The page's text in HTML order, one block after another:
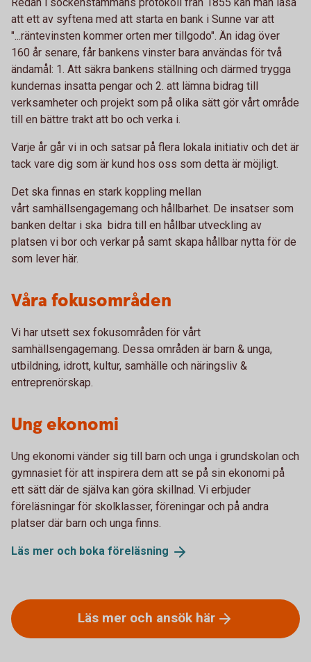
att ett av syftena med att starta en bank i Sunne var att
"...räntevinsten kommer orten mer tillgodo". Än idag över
160 år senare, får bankens vinster bara användas för två
ändamål: 1. Att säkra bankens ställning och därmed trygga
kundernas insatta pengar och 2. att lämna bidrag till
verksamheter och projekt som på olika sätt gör vårt område
till en bättre trakt att bo och verka i.
Varje år går vi in och satsar på flera lokala initiativ och det är
tack vare dig som är kund hos oss som detta är möjligt.
Det ska finnas en stark koppling mellan
vårt samhällsengagemang och hållbarhet. De insatser som
banken deltar i ska bidra till en hållbar utveckling av
platsen vi bor och verkar på samt skapa hållbar nytta för de
som lever här.
Våra fokusområden
Vi har utsett sex fokusområden för vårt
samhällsengagemang. Dessa områden är barn & unga,
utbildning, idrott, kultur, samhälle och näringsliv &
entreprenörskap.
Ung ekonomi
Ung ekonomi vänder sig till barn och unga i grundskolan och
gymnasiet för att inspirera dem att se på sin ekonomi på
ett sätt där de själva kan göra skillnad. Vi erbjuder
föreläsningar för skolklasser, föreningar och på andra
platser där barn och unga finns.
Läs mer och boka föreläsning
Läs mer och ansök här